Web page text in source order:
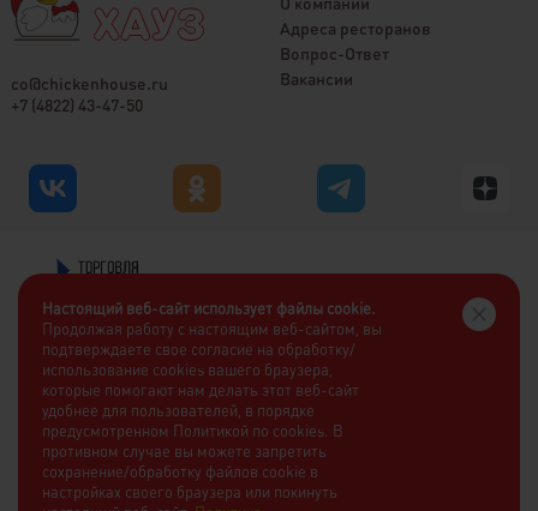
co@chickenhouse.ru
+7 (4822) 43-47-50
Адреса ресторанов
Вопрос-Ответ
Вакансии
Настоящий веб-сайт использует файлы cookie.
Продолжая работу с настоящим веб-сайтом, вы
подтверждаете свое согласие на обработку/
использование cookies вашего браузера,
которые помогают нам делать этот веб-сайт
удобнее для пользователей, в порядке
предусмотренном Политикой по cookies. В
противном случае вы можете запретить
сохранение/обработку файлов cookie в
настройках своего браузера или покинуть